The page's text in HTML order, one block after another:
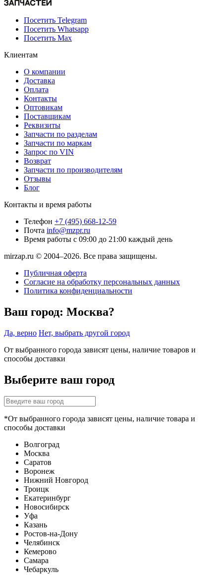
Посетить Telegram
Посетить Whatsapp
Посетить Max
Клиентам
О компании
Доставка
Оплата
Контакты
Оптовикам
Поставщикам
Реквизиты
Запчасти по разделам
Запчасти по маркам
Запрос по VIN
Возврат
Запчасти по производителям
Отзывы
Блог
Контакты и время работы
Телефон +7 (495) 668-12-59
Почта info@mzpr.ru
Время работы с 09:00 до 21:00 каждый день
mirzap.ru © 2004–2026. Все права защищены.
Публичная оферта
Согласие на обработку персональных данных
Политика конфиденциальности
Ваш город: Москва?
Да, верно Нет, выбрать другой город
От выбранного города зависят цены, наличие товаров и
способы доставки
Выберите ваш город
*От выбранного города зависят цены, наличие товара и
способы доставки
Волгоград
Москва
Саратов
Воронеж
Нижний Новгород
Троицк
Екатеринбург
Новосибирск
Уфа
Казань
Ростов-на-Дону
Челябинск
Кемерово
Самара
Чебаркуль